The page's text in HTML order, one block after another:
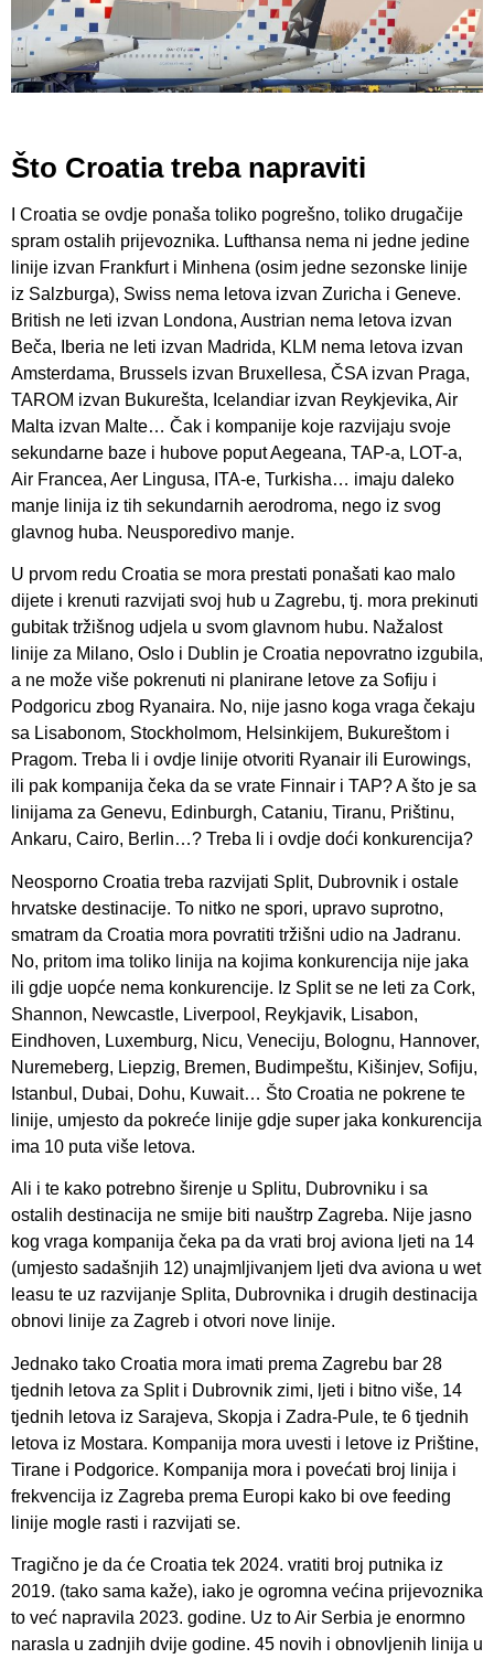
Što Croatia treba napraviti
I Croatia se ovdje ponaša toliko pogrešno, toliko drugačije
spram ostalih prijevoznika. Lufthansa nema ni jedne jedine
linije izvan Frankfurt i Minhena (osim jedne sezonske linije
iz Salzburga), Swiss nema letova izvan Zuricha i Geneve.
British ne leti izvan Londona, Austrian nema letova izvan
Beča, Iberia ne leti izvan Madrida, KLM nema letova izvan
Amsterdama, Brussels izvan Bruxellesa, ČSA izvan Praga,
TAROM izvan Bukurešta, Icelandiar izvan Reykjevika, Air
Malta izvan Malte… Čak i kompanije koje razvijaju svoje
sekundarne baze i hubove poput Aegeana, TAP-a, LOT-a,
Air Francea, Aer Lingusa, ITA-e, Turkisha… imaju daleko
manje linija iz tih sekundarnih aerodroma, nego iz svog
glavnog huba. Neusporedivo manje.
U prvom redu Croatia se mora prestati ponašati kao malo
dijete i krenuti razvijati svoj hub u Zagrebu, tj. mora prekinuti
gubitak tržišnog udjela u svom glavnom hubu. Nažalost
linije za Milano, Oslo i Dublin je Croatia nepovratno izgubila,
a ne može više pokrenuti ni planirane letove za Sofiju i
Podgoricu zbog Ryanaira. No, nije jasno koga vraga čekaju
sa Lisabonom, Stockholmom, Helsinkijem, Bukureštom i
Pragom. Treba li i ovdje linije otvoriti Ryanair ili Eurowings,
ili pak kompanija čeka da se vrate Finnair i TAP? A što je sa
linijama za Genevu, Edinburgh, Cataniu, Tiranu, Prištinu,
Ankaru, Cairo, Berlin…? Treba li i ovdje doći konkurencija?
Neosporno Croatia treba razvijati Split, Dubrovnik i ostale
hrvatske destinacije. To nitko ne spori, upravo suprotno,
smatram da Croatia mora povratiti tržišni udio na Jadranu.
No, pritom ima toliko linija na kojima konkurencija nije jaka
ili gdje uopće nema konkurencije. Iz Split se ne leti za Cork,
Shannon, Newcastle, Liverpool, Reykjavik, Lisabon,
Eindhoven, Luxemburg, Nicu, Veneciju, Bolognu, Hannover,
Nuremeberg, Liepzig, Bremen, Budimpeštu, Kišinjev, Sofiju,
Istanbul, Dubai, Dohu, Kuwait… Što Croatia ne pokrene te
linije, umjesto da pokreće linije gdje super jaka konkurencija
ima 10 puta više letova.
Ali i te kako potrebno širenje u Splitu, Dubrovniku i sa
ostalih destinacija ne smije biti nauštrp Zagreba. Nije jasno
kog vraga kompanija čeka pa da vrati broj aviona ljeti na 14
(umjesto sadašnjih 12) unajmljivanjem ljeti dva aviona u wet
leasu te uz razvijanje Splita, Dubrovnika i drugih destinacija
obnovi linije za Zagreb i otvori nove linije.
Jednako tako Croatia mora imati prema Zagrebu bar 28
tjednih letova za Split i Dubrovnik zimi, ljeti i bitno više, 14
tjednih letova iz Sarajeva, Skopja i Zadra-Pule, te 6 tjednih
letova iz Mostara. Kompanija mora uvesti i letove iz Prištine,
Tirane i Podgorice. Kompanija mora i povećati broj linija i
frekvencija iz Zagreba prema Europi kako bi ove feeding
linije mogle rasti i razvijati se.
Tragično je da će Croatia tek 2024. vratiti broj putnika iz
2019. (tako sama kaže), iako je ogromna većina prijevoznika
to već napravila 2023. godine. Uz to Air Serbia je enormno
narasla u zadnjih dvije godine. 45 novih i obnovljenih linija u